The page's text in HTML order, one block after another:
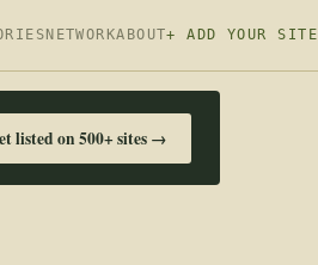
NETWORKABOUT+ ADD YOUR SITE
listed on 500+ sites →